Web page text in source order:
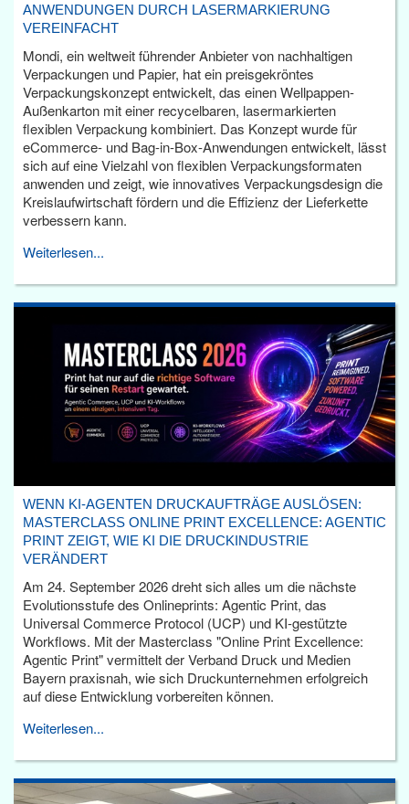
ANWENDUNGEN DURCH LASERMARKIERUNG
VEREINFACHT
Mondi, ein weltweit führender Anbieter von nachhaltigen
Verpackungen und Papier, hat ein preisgekröntes
Verpackungskonzept entwickelt, das einen Wellpappen-
Außenkarton mit einer recycelbaren, lasermarkierten
flexiblen Verpackung kombiniert. Das Konzept wurde für
eCommerce- und Bag-in-Box-Anwendungen entwickelt, lässt
sich auf eine Vielzahl von flexiblen Verpackungsformaten
anwenden und zeigt, wie innovatives Verpackungsdesign die
Kreislaufwirtschaft fördern und die Effizienz der Lieferkette
verbessern kann.
Weiterlesen...
WENN KI-AGENTEN DRUCKAUFTRÄGE AUSLÖSEN:
MASTERCLASS ONLINE PRINT EXCELLENCE: AGENTIC
PRINT ZEIGT, WIE KI DIE DRUCKINDUSTRIE
VERÄNDERT
Am 24. September 2026 dreht sich alles um die nächste
Evolutionsstufe des Onlineprints: Agentic Print, das
Universal Commerce Protocol (UCP) und KI-gestützte
Workflows. Mit der Masterclass "Online Print Excellence:
Agentic Print" vermittelt der Verband Druck und Medien
Bayern praxisnah, wie sich Druckunternehmen erfolgreich
auf diese Entwicklung vorbereiten können.
Weiterlesen...